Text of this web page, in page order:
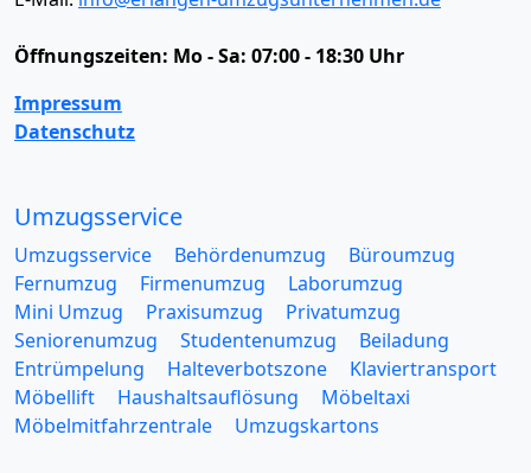
Öffnungszeiten: Mo - Sa: 07:00 - 18:30 Uhr
Impressum
Datenschutz
Umzugsservice
Umzugsservice Behördenumzug
Büroumzug
Fernumzug
Firmenumzug
Laborumzug
Mini Umzug
Praxisumzug
Privatumzug
Seniorenumzug
Studentenumzug
Beiladung
Entrümpelung
Halteverbotszone
Klaviertransport
Möbellift
Haushaltsauflösung
Möbeltaxi
Möbelmitfahrzentrale
Umzugskartons